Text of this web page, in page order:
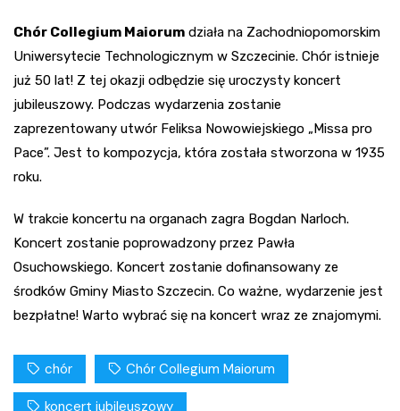
Chór Collegium Maiorum działa na Zachodniopomorskim
Uniwersytecie Technologicznym w Szczecinie. Chór istnieje
już 50 lat! Z tej okazji odbędzie się uroczysty koncert
jubileuszowy. Podczas wydarzenia zostanie
zaprezentowany utwór Feliksa Nowowiejskiego „Missa pro
Pace”. Jest to kompozycja, która została stworzona w 1935
roku.
W trakcie koncertu na organach zagra Bogdan Narloch.
Koncert zostanie poprowadzony przez Pawła
Osuchowskiego. Koncert zostanie dofinansowany ze
środków Gminy Miasto Szczecin. Co ważne, wydarzenie jest
bezpłatne! Warto wybrać się na koncert wraz ze znajomymi.
chór Chór Collegium Maiorum
koncert jubileuszowy